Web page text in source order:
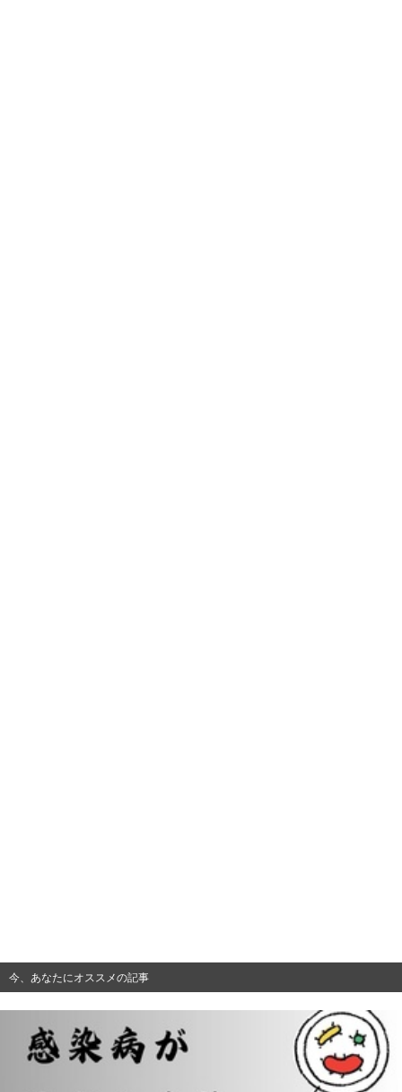
今、あなたにオススメの記事